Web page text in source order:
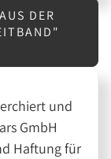
DER
und
GmbH
Haftung für